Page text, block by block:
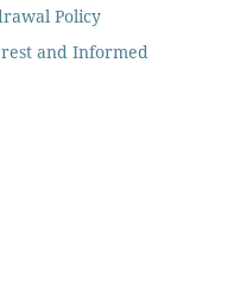
Policy
and Informed